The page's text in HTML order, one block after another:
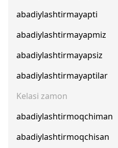
abadiylashtirmayapti
abadiylashtirmayapmiz
abadiylashtirmayapsiz
abadiylashtirmayaptilar
Kelasi zamon
abadiylashtirmoqchiman
abadiylashtirmoqchisan